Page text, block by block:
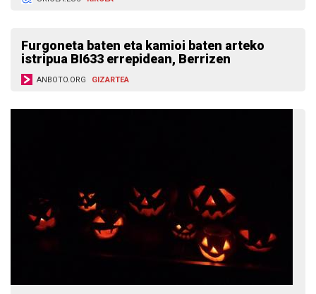
Furgoneta baten eta kamioi baten arteko
istripua BI633 errepidean, Berrizen
ANBOTO.ORG GIZARTEA